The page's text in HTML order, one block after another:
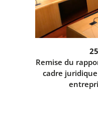
Remise du
cadre